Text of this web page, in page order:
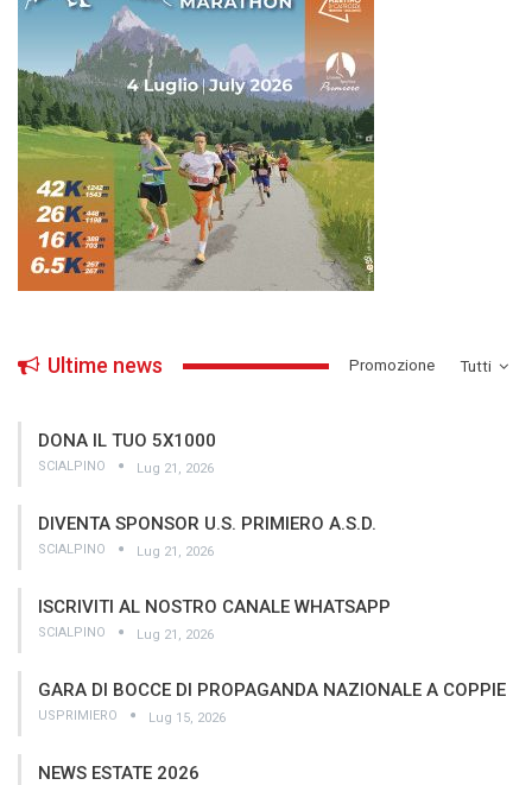
Tutti
Ultime news ­Promozione
DONA IL TUO 5X1000
SCIALPINO Lug 21, 2026
DIVENTA SPONSOR U.S. PRIMIERO A.S.D.
SCIALPINO Lug 21, 2026
ISCRIVITI AL NOSTRO CANALE WHATSAPP
SCIALPINO Lug 21, 2026
GARA DI BOCCE DI PROPAGANDA NAZIONALE A COPPIE
USPRIMIERO Lug 15, 2026
NEWS ESTATE 2026